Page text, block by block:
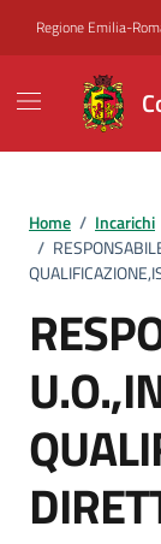
Regione Emilia-
Home / Incarichi
/